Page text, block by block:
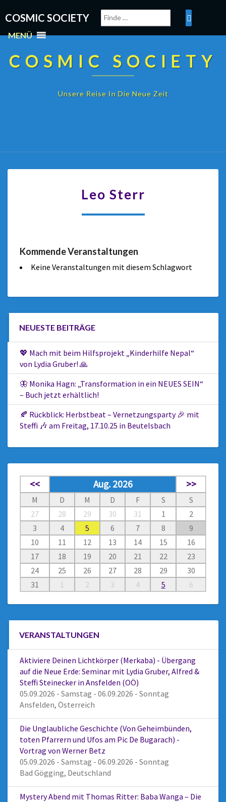
COSMIC SOCIETY
MENÜ
COSMIC SOCIETY
Unsere Reise In Die Neue Zeit
Leo Sterr
Kommende Veranstaltungen
Keine Veranstaltungen mit diesem Schlagwort
NEUESTE BEITRÄGE
💖 Mach mit beim Hilfsprojekt „Kinderhilfe Nepal“
von Lydia Gruber! 🙏
🦋 Monika Hagn: „Transformation in ein NEUES SEIN“
– Buch jetzt erhältlich!
🍂 Rückblick: Herbstbeat – Vernetzungsparty 🎉 mit
Steffi 🎶 am Freitag, 17.10.25 in Beutelsbach
<< Aug. 2026 >>
M D M D F S
S
27
28 29 30 31 1
2
3
4 5 6 7 8
9
10
11 12 13 14 15
16
17
18 19 20 21 22
23
24
25 26 27 28 29
30
31
1 2 3 4 5 6
VERANSTALTUNGEN
Aktiviere Deinen Lichtkörper (Merkaba) - Übergang
auf die Neue Erde: Seminar mit Lydia Gruber, Alfred &
Steffi Steinecker in Ansfelden (OÖ)
05.09.2026 - Samstag - 06.09.2026 - Sonntag
Ansfelden, Österreich
Die Unglaubliche Geschichte (Von Geheimbünden,
toten Pfarrern und Ufos am Pic De Bugarach) -
Vortrag von Werner Betz
05.09.2026 - Samstag - 06.09.2026 - Sonntag
Bad Gögging, Deutschland
Mystery Abend mit Thomas Ritter: Baba Wanga – Die